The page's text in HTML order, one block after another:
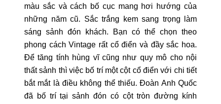
màu sắc và cách bố cục mang hơi hướng của
những năm cũ. Sắc trắng kem sang trọng làm
sáng sảnh đón khách. Bạn có thể chọn theo
phong cách Vintage rất cổ điển và đầy sắc hoa.
Để tăng tính hùng vĩ cũng như quy mô cho nội
thất sảnh thì việc bố trí một cột cổ điển với chi tiết
bắt mắt là điều không thể thiếu. Đoàn Anh Quốc
đã bố trí tại sảnh đón có cột tròn đường kính